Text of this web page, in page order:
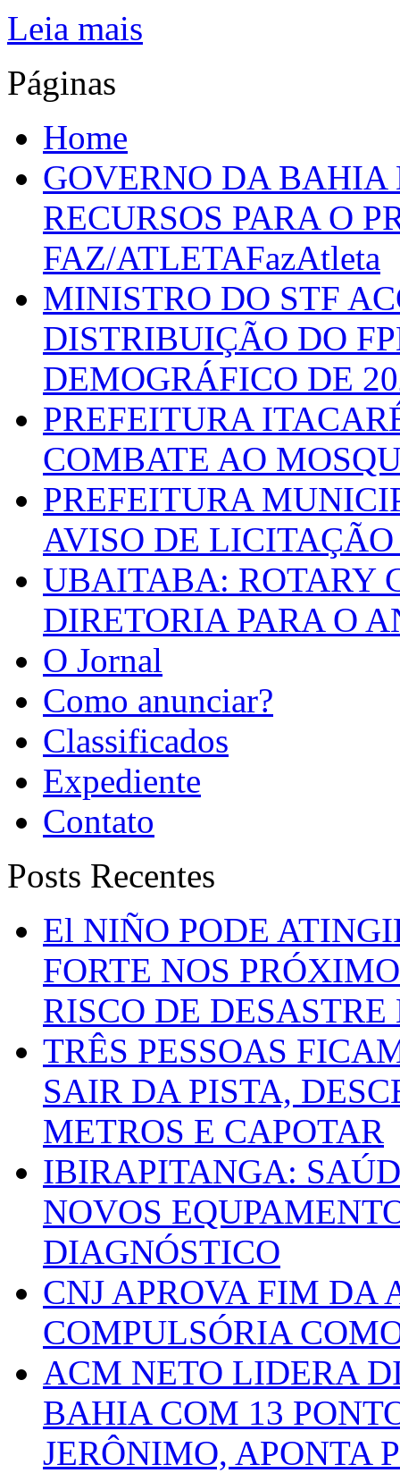
Leia mais
Páginas
Home
GOVERNO DA
RECURSOS PARA O
FAZ/ATLETAFazAtleta
MINISTRO DO STF
DISTRIBUIÇÃO DO
DEMOGRÁFICO DE
PREFEITURA
COMBATE AO
PREFEITURA
AVISO DE LICITAÇÃO
UBAITABA: ROTARY
DIRETORIA PARA O
O Jornal
Como anunciar?
Classificados
Expediente
Contato
Posts Recentes
El NIÑO PODE
FORTE NOS
RISCO DE
TRÊS PESSOAS
SAIR DA PISTA,
METROS E CAPOTAR
IBIRAPITANGA:
NOVOS
DIAGNÓSTICO
CNJ APROVA FIM DA
COMPULSÓRIA
ACM NETO LIDERA
BAHIA COM 13
JERÔNIMO, APONTA